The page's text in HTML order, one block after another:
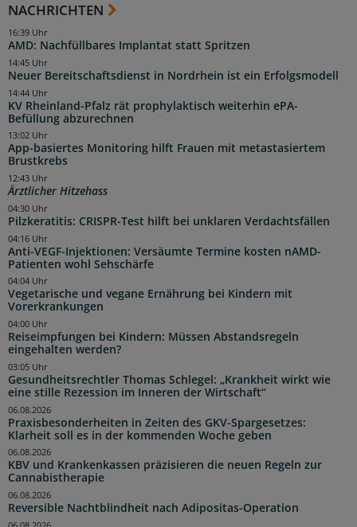
NACHRICHTEN
AMD: Nachfüllbares Implantat statt Spritzen
16:39 Uhr
Neuer Bereitschaftsdienst in Nordrhein ist ein Erfolgsmodell
14:45 Uhr
KV Rheinland-Pfalz rät prophylaktisch weiterhin ePA-
Befüllung abzurechnen
14:44 Uhr
App-basiertes Monitoring hilft Frauen mit metastasiertem
Brustkrebs
13:02 Uhr
Ärztlicher Hitzehass
12:43 Uhr
Pilzkeratitis: CRISPR-Test hilft bei unklaren Verdachtsfällen
04:30 Uhr
Anti-VEGF-Injektionen: Versäumte Termine kosten nAMD-
Patienten wohl Sehschärfe
04:16 Uhr
Vegetarische und vegane Ernährung bei Kindern mit
Vorerkrankungen
04:04 Uhr
Reiseimpfungen bei Kindern: Müssen Abstandsregeln
eingehalten werden?
04:00 Uhr
Gesundheitsrechtler Thomas Schlegel: „Krankheit wirkt wie
eine stille Rezession im Inneren der Wirtschaft“
03:05 Uhr
Praxisbesonderheiten in Zeiten des GKV-Spargesetzes:
Klarheit soll es in der kommenden Woche geben
06.08.2026
KBV und Krankenkassen präzisieren die neuen Regeln zur
Cannabistherapie
06.08.2026
Reversible Nachtblindheit nach Adipositas-Operation
06.08.2026